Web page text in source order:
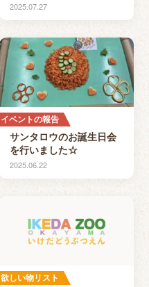
2025.07.27
イベントの報告
サンタロウのお誕生日会
を行いました☆
2025.06.22
欲しい物リスト